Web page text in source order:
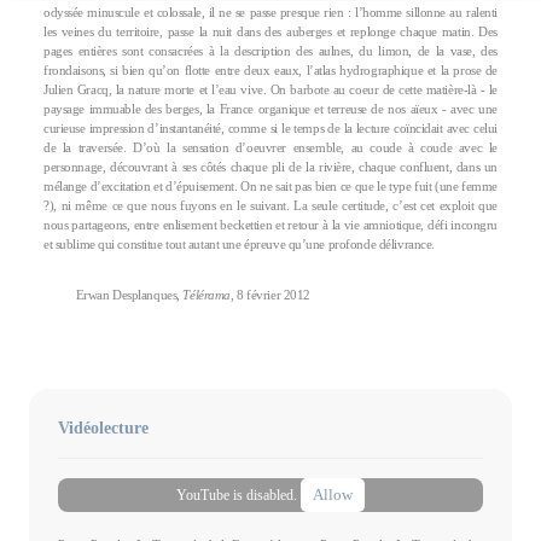
odyssée minuscule et colossale, il ne se passe presque rien : l’homme sillonne au ralenti
les veines du territoire, passe la nuit dans des auberges et replonge chaque matin. Des
pages entières sont consacrées à la description des aulnes, du limon, de la vase, des
frondaisons, si bien qu’on flotte entre deux eaux, l’atlas hydrographique et la prose de
Julien Gracq, la nature morte et l’eau vive. On barbote au coeur de cette matière-là - le
paysage immuable des berges, la France organique et terreuse de nos aïeux - avec une
curieuse impression d’instantanéité, comme si le temps de la lecture coïncidait avec celui
de la traversée. D’où la sensation d’oeuvrer ensemble, au coude à coude avec le
personnage, découvrant à ses côtés chaque pli de la rivière, chaque confluent, dans un
mélange d’excitation et d’épuisement. On ne sait pas bien ce que le type fuit (une femme
?), ni même ce que nous fuyons en le suivant. La seule certitude, c’est cet exploit que
nous partageons, entre enlisement beckettien et retour à la vie amniotique, défi incongru
et sublime qui constitue tout autant une épreuve qu’une profonde délivrance.
Erwan Desplanques,Télérama , 8 février 2012
Vidéolecture
YouTube is disabled. Allow